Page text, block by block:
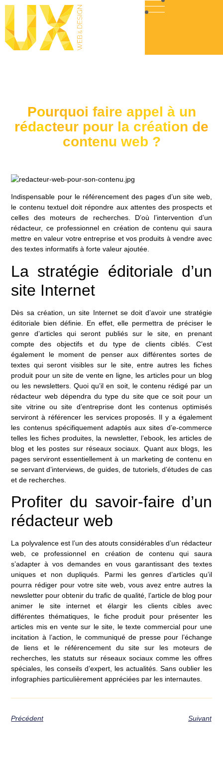
Pourquoi faire appel à un
rédacteur pour la création de
contenu web ?
Indispensable pour le référencement des pages d’un site web,
le contenu textuel doit répondre aux attentes des prospects et
celles des moteurs de recherches. D’où l’intervention d’un
rédacteur, ce professionnel en création de contenu qui saura
mettre en valeur votre entreprise et vos produits à vendre avec
des textes informatifs à forte valeur ajoutée.
La stratégie éditoriale d’un
site Internet
Dès sa création, un site Internet se doit d’avoir une stratégie
éditoriale bien définie. En effet, elle permettra de préciser le
genre d’articles qui seront publiés sur le site, en prenant
compte des objectifs et du type de clients ciblés. C’est
également le moment de penser aux différentes sortes de
textes qui seront visibles sur le site, entre autres les fiches
produit pour un site de vente en ligne, les articles pour un blog
ou les newsletters. Quoi qu’il en soit, le contenu rédigé par un
rédacteur web dépendra du type du site que ce soit pour un
site vitrine ou site d’entreprise dont les contenus optimisés
serviront à référencer les services proposés. Il y a également
les contenus spécifiquement adaptés aux sites d’e-commerce
telles les fiches produites, la newsletter, l’ebook, les articles de
blog et les postes sur réseaux sociaux. Quant aux blogs, les
pages serviront essentiellement à un marketing de contenu en
se servant d’interviews, de guides, de tutoriels, d’études de cas
et de recherches.
Profiter du savoir-faire d’un
rédacteur web
La polyvalence est l’un des atouts considérables d’un rédacteur
web, ce professionnel en création de contenu qui saura
s’adapter à vos demandes en vous garantissant des textes
uniques et non dupliqués. Parmi les genres d’articles qu’il
pourra rédiger pour votre site web, vous avez entre autres la
newsletter pour obtenir du trafic de qualité, l’article de blog pour
animer le site internet et élargir les clients cibles avec
différentes thématiques, le fiche produit pour présenter les
articles mis en vente sur le site, le texte commercial pour une
incitation à l’action, le communiqué de presse pour l’échange
de liens et le référencement du site sur les moteurs de
recherches, les statuts sur réseaux sociaux comme les offres
spéciales, les conseils d’expert, les actualités. Sans oublier les
infographies particulièrement appréciées par les internautes.
Précédent Suivant